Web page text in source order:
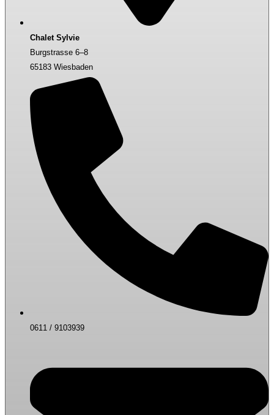
Chalet Sylvie
Burgstrasse 6–8
65183 Wiesbaden
0611 / 9103939